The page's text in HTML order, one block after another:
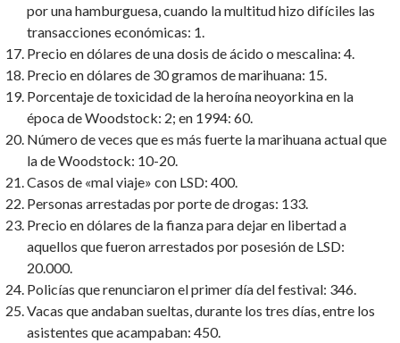
por una hamburguesa, cuando la multitud hizo difíciles las
transacciones económicas: 1.
Precio en dólares de una dosis de ácido o mescalina: 4.
Precio en dólares de 30 gramos de marihuana: 15.
Porcentaje de toxicidad de la heroína neoyorkina en la
época de Woodstock: 2; en 1994: 60.
Número de veces que es más fuerte la marihuana actual que
la de Woodstock: 10-20.
Casos de «mal viaje» con LSD: 400.
Personas arrestadas por porte de drogas: 133.
Precio en dólares de la fianza para dejar en libertad a
aquellos que fueron arrestados por posesión de LSD:
20.000.
Policías que renunciaron el primer día del festival: 346.
Vacas que andaban sueltas, durante los tres días, entre los
asistentes que acampaban: 450.